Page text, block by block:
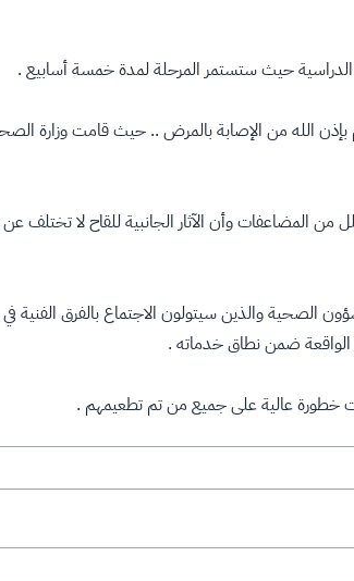
الدراسية حيث ستستمر المرحلة لمدة خمسة أسابيع .
من المضاعفات وأن الآثار الجانبية للقاح لا
والذين سيتولون الاجتماع بالفرق الفنية في
الواقعة ضمن نطاق خدماته .